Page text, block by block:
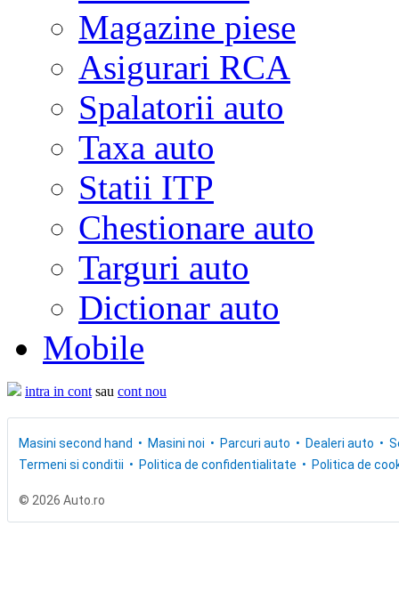
Magazine piese
Asigurari RCA
Spalatorii auto
Taxa auto
Statii ITP
Chestionare auto
Targuri auto
Dictionar auto
Mobile
intra in cont sau cont nou
Masini second hand Masini noi Parcuri auto Dealeri auto
Termeni si conditii
Politica de confidentialitate Politica de
© 2026 Auto.ro